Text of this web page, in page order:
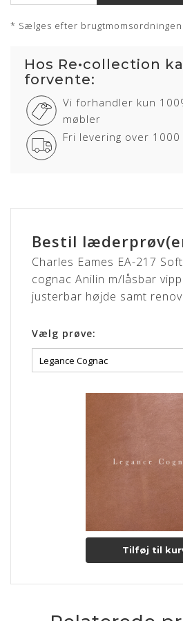
Showroom: Egå & Hørsholm
Om læderet
Anilin læder er en eksklusiv
det bedste sorteringsniveau er
bidrager til en fremragende
Anilin læder kan variere i farve fra
forekomme naturlige mærker fra
dyret har fået gennem sit aktive liv.
LEGANCE
Lædertypen har en glat, blank og
Sorteringen er vild og LEGANCE
naturlige ar og mærker som dyret
liv. De naturlige mærker bidrager til
LEGANCE læderet er en rimelig
* Sælges efter brugtmomsordningen
Hos Re•collection
forvente:
Vi forhandler kun
møbler
Fri levering over 1000
Bestil
Charles Eames EA-217
cognac Anilin m/låsbar
justerbar højde samt
Vælg prøve:
Tilføj til